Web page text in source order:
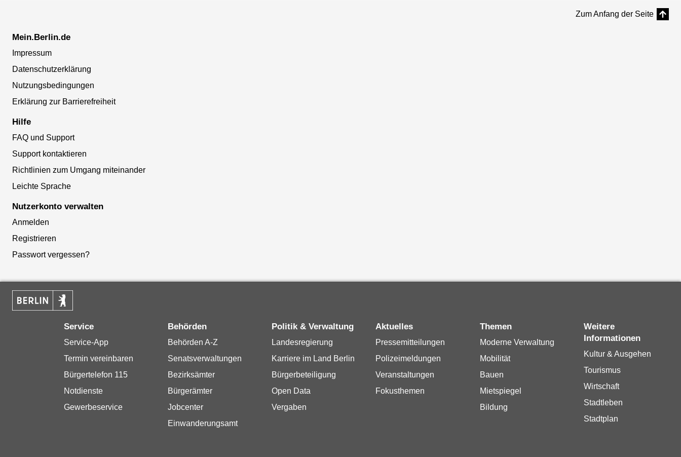
Zum Anfang der Seite
Mein.Berlin.de
Impressum
Datenschutzerklärung
Nutzungsbedingungen
Erklärung zur Barrierefreiheit
Hilfe
FAQ und Support
Support kontaktieren
Richtlinien zum Umgang miteinander
Leichte Sprache
Nutzerkonto verwalten
Anmelden
Registrieren
Passwort vergessen?
Service
Service-App
Termin vereinbaren
Bürgertelefon 115
Notdienste
Gewerbeservice
Behörden
Behörden A-Z
Senatsverwaltungen
Bezirksämter
Bürgerämter
Jobcenter
Einwanderungsamt
Politik & Verwaltung
Landesregierung
Karriere im Land Berlin
Bürgerbeteiligung
Open Data
Vergaben
Aktuelles
Pressemitteilungen
Polizeimeldungen
Veranstaltungen
Fokusthemen
Themen
Moderne Verwaltung
Mobilität
Bauen
Mietspiegel
Bildung
Weitere
Informationen
Kultur & Ausgehen
Tourismus
Wirtschaft
Stadtleben
Stadtplan